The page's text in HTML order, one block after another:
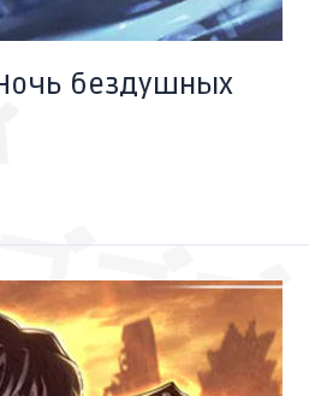
ゴゴ
бездушных